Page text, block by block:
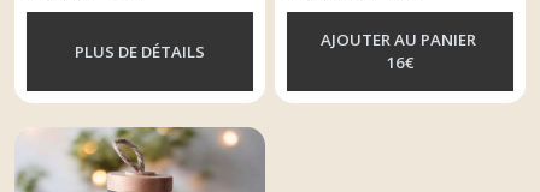
PLUS DE DÉTAILS
AJOUTER AU PANIER
16€